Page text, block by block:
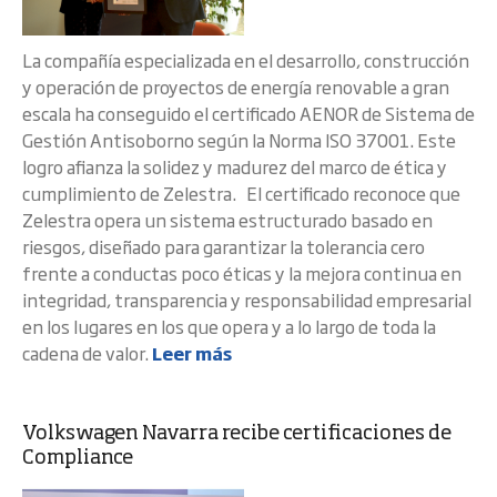
La compañía especializada en el desarrollo, construcción
y operación de proyectos de energía renovable a gran
escala ha conseguido el certificado AENOR de Sistema de
Gestión Antisoborno según la Norma ISO 37001. Este
logro afianza la solidez y madurez del marco de ética y
cumplimiento de Zelestra. El certificado reconoce que
Zelestra opera un sistema estructurado basado en
riesgos, diseñado para garantizar la tolerancia cero
frente a conductas poco éticas y la mejora continua en
integridad, transparencia y responsabilidad empresarial
en los lugares en los que opera y a lo largo de toda la
cadena de valor. Leer más
Volkswagen Navarra recibe certificaciones de
Compliance